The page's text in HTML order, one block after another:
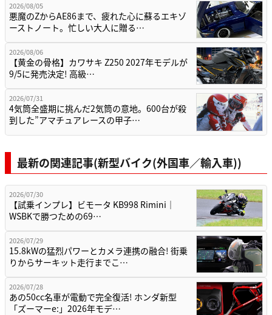
2026/08/05
悪魔のZからAE86まで、疲れた心に蘇るエキゾ
ーストノート。忙しい大人に贈る…
2026/08/06
【黄金の骨格】カワサキ Z250 2027年モデルが
9/5に発売決定! 高級…
2026/07/31
4気筒全盛期に挑んだ2気筒の意地。600台が殺
到した”アマチュアレースの甲子…
最新の関連記事(新型バイク(外国車／輸入車))
2026/07/30
【試乗インプレ】ビモータ KB998 Rimini｜
WSBKで勝つための69…
2026/07/29
15.8kWの猛烈パワーとカメラ連携の融合! 街乗
りからサーキット走行までこ…
2026/07/28
あの50cc名車が電動で完全復活! ホンダ新型
「ズーマーe:」2026年モデ…